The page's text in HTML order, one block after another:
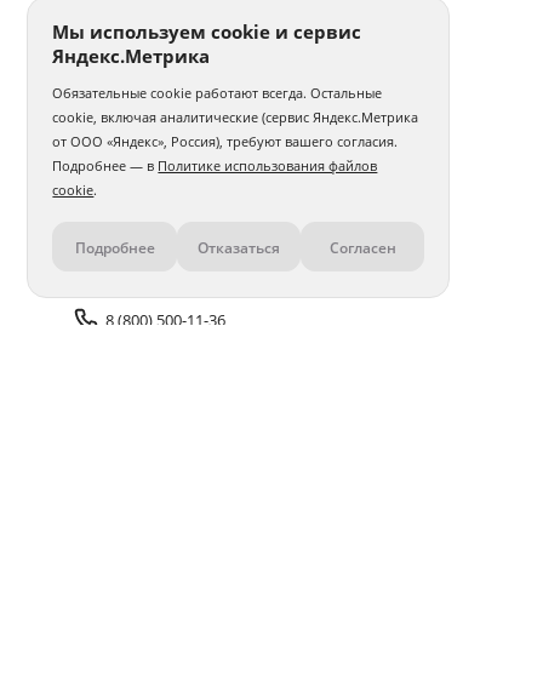
Контакты
8 (800) 500-11-36
Мы используем cookie и сервис
Яндекс.Метрика
Обязательные cookie работают всегда. Остальные
cookie, включая аналитические (сервис Яндекс.Метрика
от ООО «Яндекс», Россия), требуют вашего согласия.
Подробнее — в Политике использования файлов
cookie.
Подробнее Отказаться Согласен